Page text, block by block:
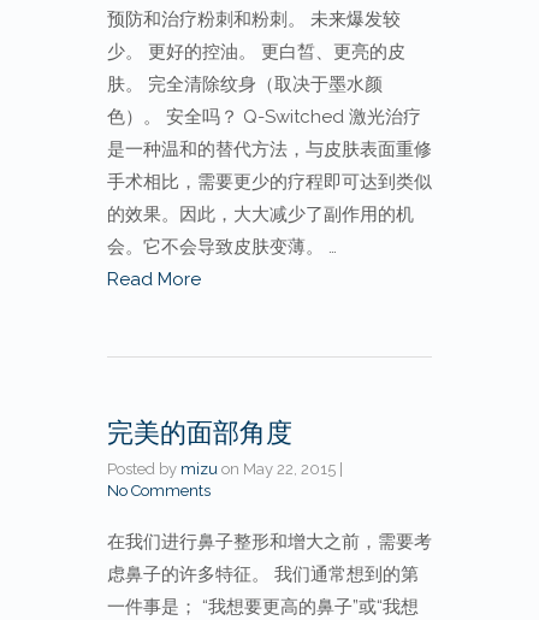
预防和治疗粉刺和粉刺。 未来爆发较
少。 更好的控油。 更白皙、更亮的皮
肤。 完全清除纹身（取决于墨水颜
色）。 安全吗？ Q-Switched 激光治疗
是一种温和的替代方法，与皮肤表面重修
手术相比，需要更少的疗程即可达到类似
的效果。因此，大大减少了副作用的机
会。它不会导致皮肤变薄。 …
Read More
完美的面部角度
Posted by mizu on May 22, 2015
No Comments
在我们进行鼻子整形和增大之前，需要考
虑鼻子的许多特征。 我们通常想到的第
一件事是； “我想要更高的鼻子”或“我想